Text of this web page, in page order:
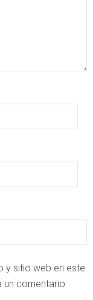
y sitio web en este
un comentario.